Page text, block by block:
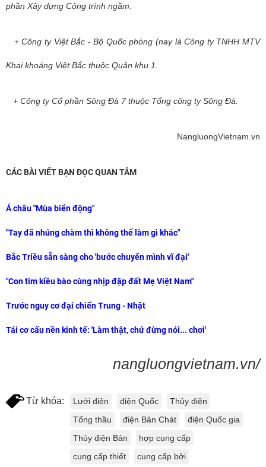
phần Xây dựng Công trình ngầm.
+ Công ty Việt Bắc - Bộ Quốc phòng (nay là Công ty TNHH MTV
Khai khoáng Việt Bắc thuộc Quân khu 1.
+ Công ty Cổ phần Sông Đà 7 thuộc Tổng công ty Sông Đà.
NangluongVietnam.vn
CÁC BÀI VIẾT BẠN ĐỌC QUAN TÂM
Á châu "Mùa biển động"
"Tay đã nhúng chàm thì không thể làm gì khác"
Bắc Triều sẵn sàng cho 'bước chuyển mình vĩ đại'
"Con tim kiều bào cùng nhịp đập đất Mẹ Việt Nam"
Trước nguy cơ đại chiến Trung - Nhật
Tái cơ cấu nền kinh tế: 'Làm thật, chứ đừng nói... chơi'
nangluongvietnam.vn/
Từ khóa: Lưới điện điện Quốc
Thủy điện
Tổng thầu
điện Bản Chát
điện Quốc gia
Thủy điện Bản
hợp cung cấp
cung cấp thiết
cung cấp bởi